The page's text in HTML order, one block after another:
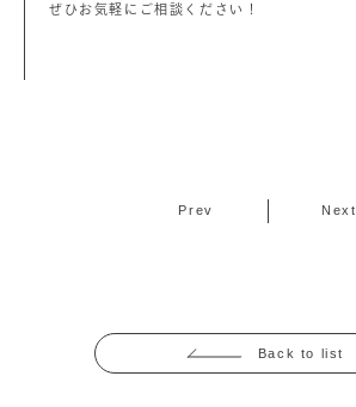
ぜひお気軽にご相談ください！
Prev Next
Back to list